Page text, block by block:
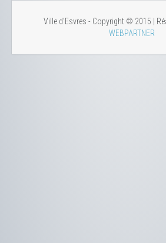
Ville d'Esvres - Copyright © 2015 |
WEBPARTNER